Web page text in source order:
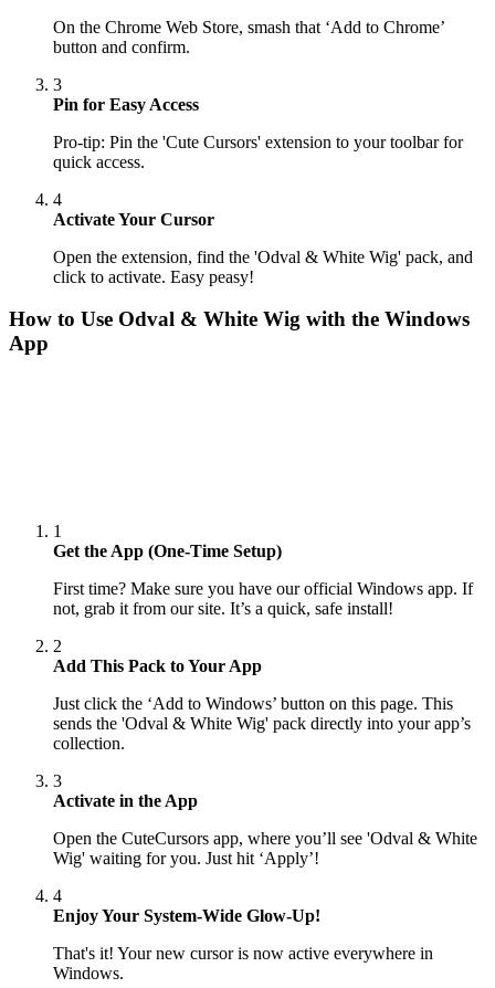
On the Chrome Web Store, smash that ‘Add to Chrome’
button and confirm.
3
Pin for Easy Access
Pro-tip: Pin the 'Cute Cursors' extension to your toolbar for
quick access.
4
Activate Your Cursor
Open the extension, find the 'Odval & White Wig' pack, and
click to activate. Easy peasy!
How to Use Odval & White Wig with the Windows
App
1
Get the App (One-Time Setup)
First time? Make sure you have our official Windows app. If
not, grab it from our site. It’s a quick, safe install!
2
Add This Pack to Your App
Just click the ‘Add to Windows’ button on this page. This
sends the 'Odval & White Wig' pack directly into your app’s
collection.
3
Activate in the App
Open the CuteCursors app, where you’ll see 'Odval & White
Wig' waiting for you. Just hit ‘Apply’!
4
Enjoy Your System-Wide Glow-Up!
That's it! Your new cursor is now active everywhere in
Windows.